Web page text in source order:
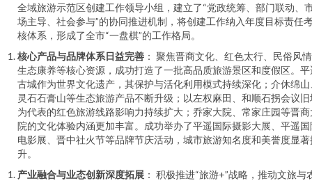
全域旅游示范区创建工作领导小组，建立了“党政统筹、部门联动、
场主导、社会参与”的协同推进机制，将创建工作纳入年度目标责任
核体系，形成了全市“一盘棋”的工作格局。
核心产品与品牌体系日益完善 ： 聚焦晋商文化、红色太行、民俗风
生态康养等核心资源，成功打造了一批高品质旅游景区和度假区。平
古城作为世界文化遗产，其保护与活化利用模式持续深化；介休绵山
灵石石膏山等生态旅游产品不断升级；以左权麻田、和顺石拐会议旧
为代表的红色旅游线路影响力持续扩大；乔家大院、常家庄园等晋商
院的文化体验内涵更加丰富。成功举办了平遥国际摄影大展、平遥国
电影展、晋中社火节等品牌节庆活动，城市旅游知名度和美誉度显著
升。
产业融合与业态创新深度拓展 ： 积极推进“旅游+”战略，推动文旅与